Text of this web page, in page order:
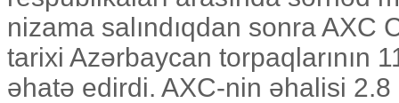
nizama salındıqdan sonra AXC
tarixi Azərbaycan torpaqlarının
əhatə edirdi. AXC-nin əhalisi